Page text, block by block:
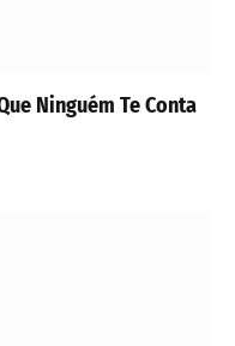
Ninguém Te Conta